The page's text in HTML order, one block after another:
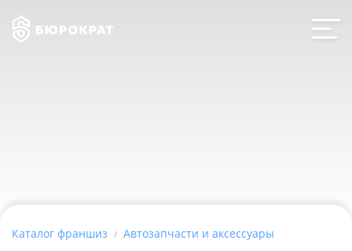
Каталог франшиз Автозапчасти и аксессуары